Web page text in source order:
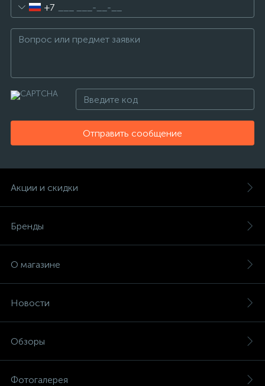
+7
Отправить сообщение
Акции и скидки
Бренды
О магазине
Новости
Обзоры
Фотогалерея